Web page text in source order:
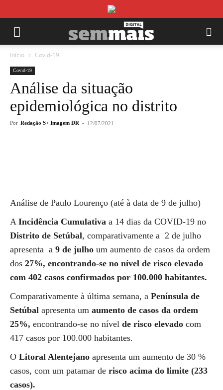
Início Covid-19
Covid-19
Análise da situação
epidemiológica no distrito
Por Redação S+ Imagem DR - 12/07/2021
Análise de Paulo Lourenço (até à data de 9 de julho)
A Incidência Cumulativa a 14 dias da COVID-19 no
Distrito de Setúbal, comparativamente a 2 de julho
apresenta a 9 de julho um aumento de casos da ordem
dos 27%, encontrando-se no nível de risco elevado
com 402 casos confirmados por 100.000 habitantes.
Comparativamente à última semana, a Península de
Setúbal apresenta um aumento de casos da ordem
25%, encontrando-se no nível de risco elevado com
417 casos por 100.000 habitantes.
O Litoral Alentejano apresenta um aumento de 30 %
casos, com um patamar de risco acima do limite (233
casos).